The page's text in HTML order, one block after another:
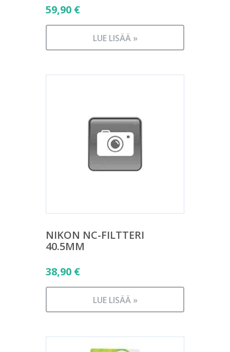
59,90 €
LUE LISÄÄ »
NIKON NC-FILTTERI
40.5MM
38,90 €
LUE LISÄÄ »